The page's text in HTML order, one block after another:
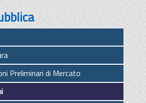
Preliminari di Mercato